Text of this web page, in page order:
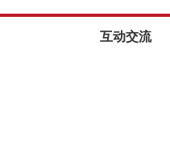
互动交流